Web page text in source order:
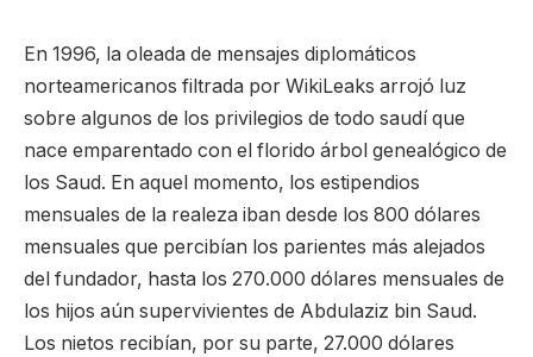
En 1996, la oleada de mensajes diplomáticos
norteamericanos filtrada por WikiLeaks arrojó luz
sobre algunos de los privilegios de todo saudí que
nace emparentado con el florido árbol genealógico de
los Saud. En aquel momento, los estipendios
mensuales de la realeza iban desde los 800 dólares
mensuales que percibían los parientes más alejados
del fundador, hasta los 270.000 dólares mensuales de
los hijos aún supervivientes de Abdulaziz bin Saud.
Los nietos recibían, por su parte, 27.000 dólares